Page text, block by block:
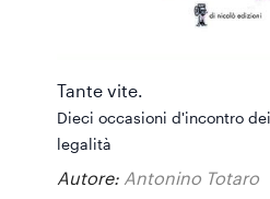
Tante vite.
Dieci occasioni d'incontro
legalità
Autore: Antonino Totaro